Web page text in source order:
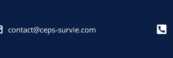
contact@ceps-survie.com